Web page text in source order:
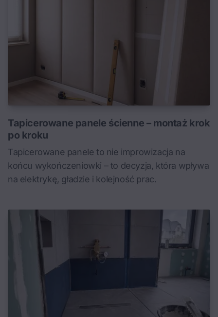
Tapicerowane panele ścienne – montaż krok
po kroku
Tapicerowane panele to nie improwizacja na
końcu wykończeniowki – to decyzja, która wpływa
na elektrykę, gładzie i kolejność prac.